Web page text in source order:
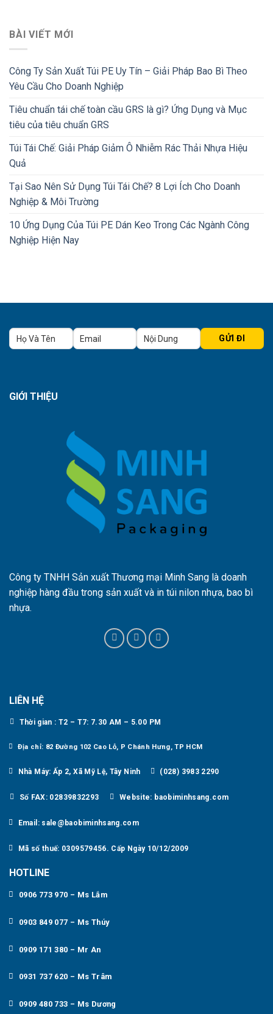
BÀI VIẾT MỚI
Công Ty Sản Xuất Túi PE Uy Tín – Giải Pháp Bao Bì Theo
Yêu Cầu Cho Doanh Nghiệp
Tiêu chuẩn tái chế toàn cầu GRS là gì? Ứng Dụng và Mục
tiêu của tiêu chuẩn GRS
Túi Tái Chế: Giải Pháp Giảm Ô Nhiễm Rác Thải Nhựa Hiệu
Quả
Tại Sao Nên Sử Dụng Túi Tái Chế? 8 Lợi Ích Cho Doanh
Nghiệp & Môi Trường
10 Ứng Dụng Của Túi PE Dán Keo Trong Các Ngành Công
Nghiệp Hiện Nay
GIỚI THIỆU
Công ty TNHH Sản xuất Thương mại Minh Sang là doanh
nghiệp hàng đầu trong sản xuất và in túi nilon nhựa, bao bì
nhựa.
LIÊN HỆ
Thời gian : T2 – T7: 7.30 AM – 5.00 PM
Địa chỉ: 82 Đường 102 Cao Lỗ, P Chánh Hưng, TP HCM
Nhà Máy: Ấp 2, Xã Mỹ Lệ, Tây Ninh (028) 3983 2290
Số FAX: 02839832293 Website: baobiminhsang.com
Email: sale@baobiminhsang.com
Mã số thuế: 0309579456. Cấp Ngày 10/12/2009
HOTLINE
0906 773 970 – Ms Lắm
0903 849 077 – Ms Thúy
0909 171 380 – Mr An
0931 737 620 – Ms Trâm
0909 480 733 – Ms Dương